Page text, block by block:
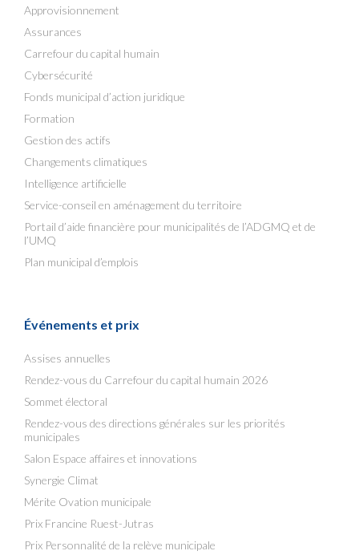
Approvisionnement
Assurances
Carrefour du capital humain
Cybersécurité
Fonds municipal d’action juridique
Formation
Gestion des actifs
Changements climatiques
Intelligence artificielle
Service-conseil en aménagement du territoire
Portail d’aide financière pour municipalités de l’ADGMQ et de
l’UMQ
Plan municipal d’emplois
Événements et prix
Assises annuelles
Rendez-vous du Carrefour du capital humain 2026
Sommet électoral
Rendez-vous des directions générales sur les priorités
municipales
Salon Espace affaires et innovations
Synergie Climat
Mérite Ovation municipale
Prix Francine Ruest-Jutras
Prix Personnalité de la relève municipale